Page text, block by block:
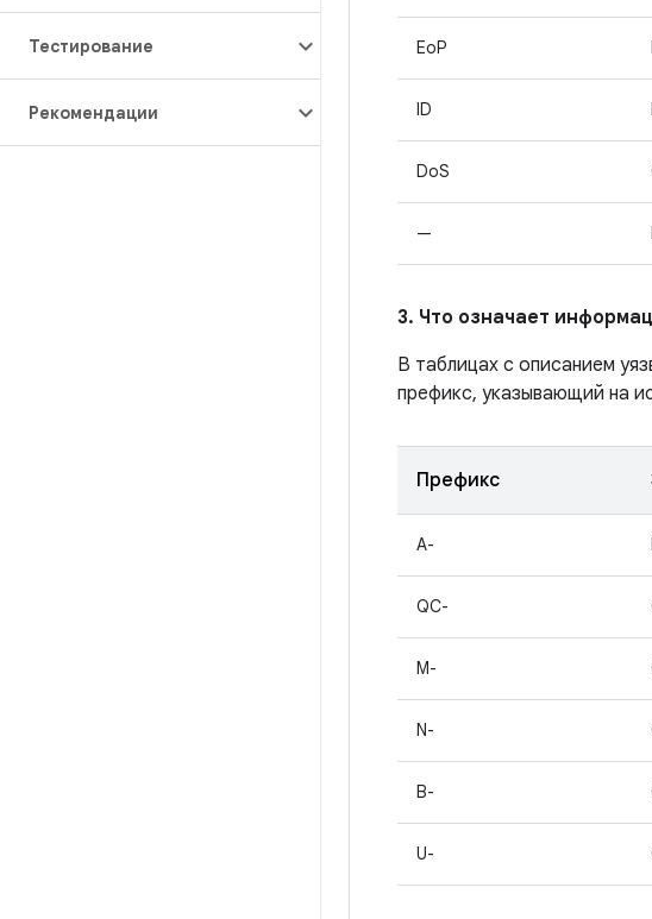
Тестирование
Рекомендации
EoP
ID
DoS
—
3. Что означает
В таблицах с описанием
префикс, указывающий на
Префикс
A-
QC-
M-
N-
B-
U-